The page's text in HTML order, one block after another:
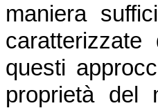
maniera
questi
proprietà del